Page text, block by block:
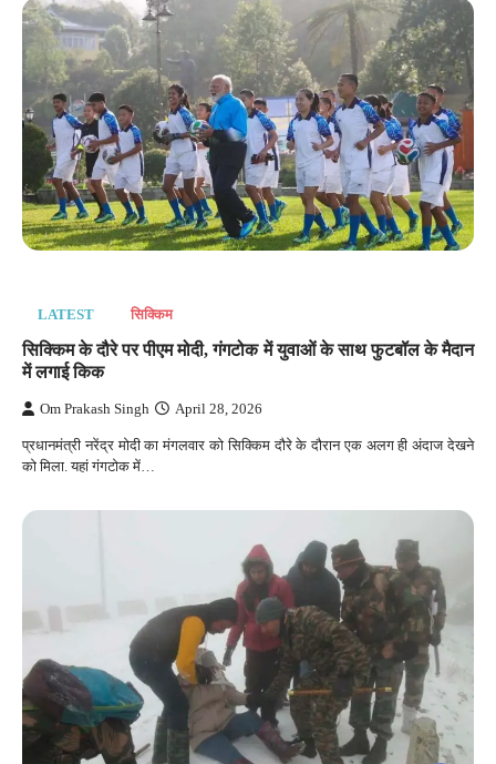
LATEST सिक्किम
सिक्किम के दौरे पर पीएम मोदी, गंगटोक में युवाओं के साथ फुटबॉल के मैदान
में लगाई किक
Om Prakash Singh April 28, 2026
प्रधानमंत्री नरेंद्र मोदी का मंगलवार को सिक्किम दौरे के दौरान एक अलग ही अंदाज देखने
को मिला. यहां गंगटोक में…